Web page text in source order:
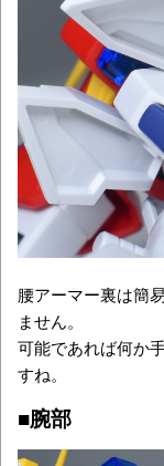
腰アーマー裏は簡
ません。
可能であれば何か
すね。
■腕部